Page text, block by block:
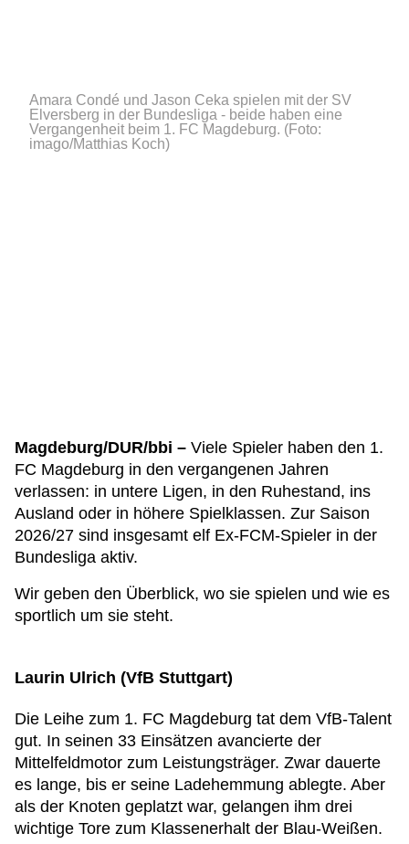
Amara Condé und Jason Ceka spielen mit der SV
Elversberg in der Bundesliga - beide haben eine
Vergangenheit beim 1. FC Magdeburg. (Foto:
imago/Matthias Koch)
Magdeburg/DUR/bbi – Viele Spieler haben den 1.
FC Magdeburg in den vergangenen Jahren
verlassen: in untere Ligen, in den Ruhestand, ins
Ausland oder in höhere Spielklassen. Zur Saison
2026/27 sind insgesamt elf Ex-FCM-Spieler in der
Bundesliga aktiv.
Wir geben den Überblick, wo sie spielen und wie es
sportlich um sie steht.
Laurin Ulrich (VfB Stuttgart)
Die Leihe zum 1. FC Magdeburg tat dem VfB-Talent
gut. In seinen 33 Einsätzen avancierte der
Mittelfeldmotor zum Leistungsträger. Zwar dauerte
es lange, bis er seine Ladehemmung ablegte. Aber
als der Knoten geplatzt war, gelangen ihm drei
wichtige Tore zum Klassenerhalt der Blau-Weißen.